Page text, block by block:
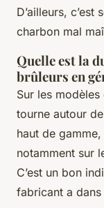
D’ailleurs, c’est
charbon mal
Quelle est la
brûleurs en
Sur les modèles
tourne autour
haut de
notamment sur
C’est un bon
fabricant a